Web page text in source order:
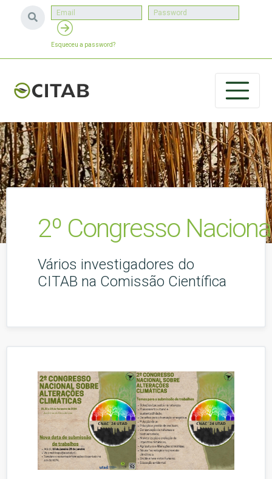
Esqueceu a password?
2º Congresso
Vários investigadores do
CITAB na Comissão Científica